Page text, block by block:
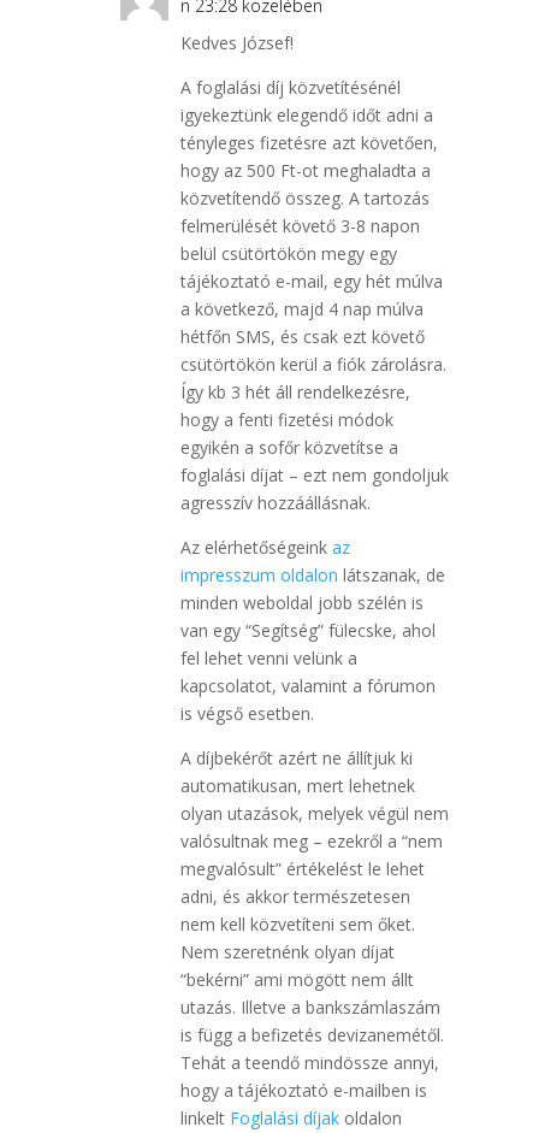
n 23:28 közelében
Kedves József!
A foglalási díj közvetítésénél
igyekeztünk elegendő időt adni a
tényleges fizetésre azt követően,
hogy az 500 Ft-ot meghaladta a
közvetítendő összeg. A tartozás
felmerülését követő 3-8 napon
belül csütörtökön megy egy
tájékoztató e-mail, egy hét múlva
a következő, majd 4 nap múlva
hétfőn SMS, és csak ezt követő
csütörtökön kerül a fiók zárolásra.
Így kb 3 hét áll rendelkezésre,
hogy a fenti fizetési módok
egyikén a sofőr közvetítse a
foglalási díjat – ezt nem gondoljuk
agresszív hozzáállásnak.
Az elérhetőségeink az
impresszum oldalon látszanak, de
minden weboldal jobb szélén is
van egy “Segítség” fülecske, ahol
fel lehet venni velünk a
kapcsolatot, valamint a fórumon
is végső esetben.
A díjbekérőt azért ne állítjuk ki
automatikusan, mert lehetnek
olyan utazások, melyek végül nem
valósultnak meg – ezekről a “nem
megvalósult” értékelést le lehet
adni, és akkor természetesen
nem kell közvetíteni sem őket.
Nem szeretnénk olyan díjat
“bekérni” ami mögött nem állt
utazás. Illetve a bankszámlaszám
is függ a befizetés devizanemétől.
Tehát a teendő mindössze annyi,
hogy a tájékoztató e-mailben is
linkelt Foglalási díjakoldalon